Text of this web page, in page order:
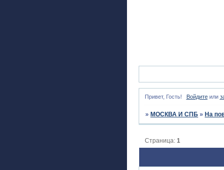
Привет, Гость! Войдитеили
» МОСКВА И СПБ » На
Страница:1